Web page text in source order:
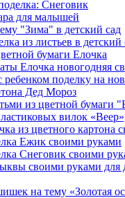
Снеговик
для малышей
"Зима" в детский сад
из листьев в детский
бумаги Елочка
Елочка новогодняя
ребенком поделку на
Дед Мороз
из цветной бумаги
вилок
из цветного картона
Ежик своими руками
Снеговик своими
своими руками для
на тему «Золотая